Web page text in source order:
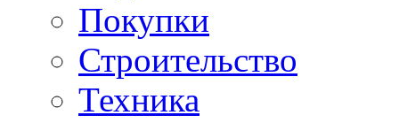
Покупки
Строительство
Техника